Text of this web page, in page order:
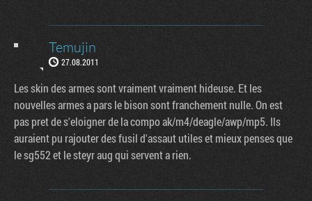
Temujin
27.08.2011
Les skin des armes sont vraiment vraiment hideuse. Et les
nouvelles armes a pars le bison sont franchement nulle. On est
pas pret de s'eloigner de la compo ak/m4/deagle/awp/mp5. Ils
auraient pu rajouter des fusil d'assaut utiles et mieux penses que
le sg552 et le steyr aug qui servent a rien.